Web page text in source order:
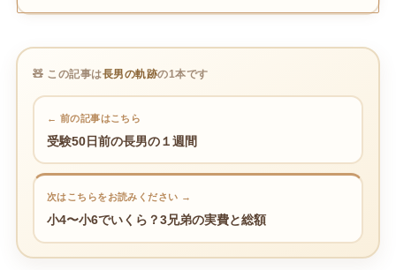
🧸 この記事は長男の軌跡の1本です
← 前の記事はこちら
受験50日前の長男の１週間
次はこちらをお読みください →
小4〜小6でいくら？3兄弟の実費と総額